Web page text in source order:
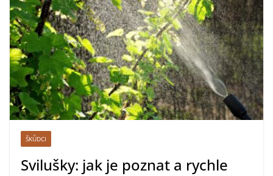
ŠKŮDCI
Svilušky: jak je poznat a rychle